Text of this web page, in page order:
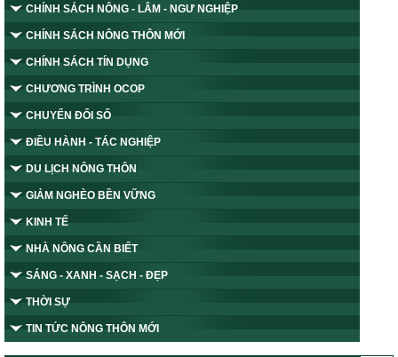
CHÍNH SÁCH NÔNG - LÂM - NGƯ NGHIỆP
CHÍNH SÁCH NÔNG THÔN MỚI
CHÍNH SÁCH TÍN DỤNG
CHƯƠNG TRÌNH OCOP
CHUYỂN ĐỔI SỐ
ĐIỀU HÀNH - TÁC NGHIỆP
DU LỊCH NÔNG THÔN
GIẢM NGHÈO BỀN VỮNG
KINH TẾ
NHÀ NÔNG CẦN BIẾT
SÁNG - XANH - SẠCH - ĐẸP
THỜI SỰ
TIN TỨC NÔNG THÔN MỚI